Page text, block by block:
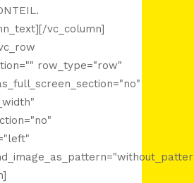
vc_column]
row_type="row"